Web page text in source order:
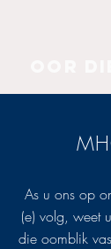
As u ons op
(e) volg, weet
die oomblik